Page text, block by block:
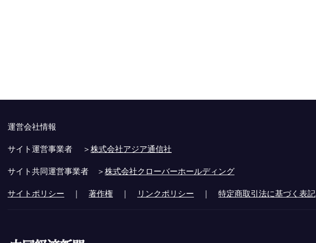
運営会社情報
サイト運営事業者 ＞株式会社アジア通信社
サイト共同運営事業者 ＞株式会社クローバーホールディング
サイトポリシー ｜ 著作権 ｜ リンクポリシー ｜ 特定商取引法に基づく表記